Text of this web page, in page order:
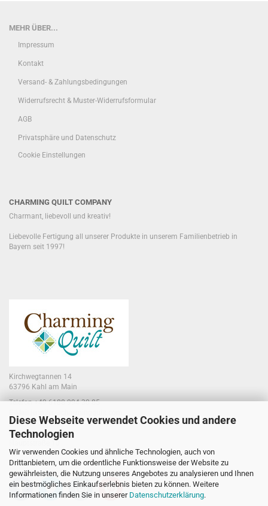
Diese Webseite verwendet Cookies und andere
Technologien
Wir verwenden Cookies und ähnliche Technologien, auch von
Drittanbietern, um die ordentliche Funktionsweise der Website zu
gewährleisten, die Nutzung unseres Angebotes zu analysieren und Ihnen
ein bestmögliches Einkaufserlebnis bieten zu können. Weitere
Informationen finden Sie in unserer Datenschutzerklärung.
MEHR ÜBER...
Impressum
Kontakt
Versand- & Zahlungsbedingungen
Widerrufsrecht & Muster-Widerrufsformular
AGB
Privatsphäre und Datenschutz
Cookie Einstellungen
CHARMING QUILT COMPANY
Charmant, liebevoll und kreativ!
Liebevolle Fertigung all unserer Produkte in unserem Familienbetrieb in
Bayern seit 1997!
Kirchwegtannen 14
63796 Kahl am Main
Telefon +49 6188 994 30 85
Laden:
63796 Kahl am Main